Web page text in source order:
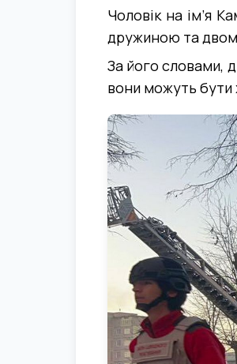
Чоловік на ім’я
дружиною та
За його словами,
вони можуть